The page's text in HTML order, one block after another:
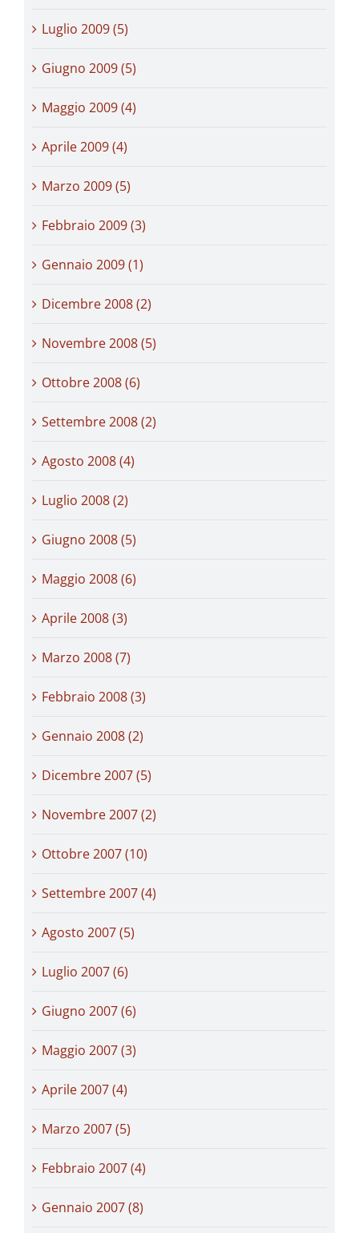
Luglio 2009 (5)
Giugno 2009 (5)
Maggio 2009 (4)
Aprile 2009 (4)
Marzo 2009 (5)
Febbraio 2009 (3)
Gennaio 2009 (1)
Dicembre 2008 (2)
Novembre 2008 (5)
Ottobre 2008 (6)
Settembre 2008 (2)
Agosto 2008 (4)
Luglio 2008 (2)
Giugno 2008 (5)
Maggio 2008 (6)
Aprile 2008 (3)
Marzo 2008 (7)
Febbraio 2008 (3)
Gennaio 2008 (2)
Dicembre 2007 (5)
Novembre 2007 (2)
Ottobre 2007 (10)
Settembre 2007 (4)
Agosto 2007 (5)
Luglio 2007 (6)
Giugno 2007 (6)
Maggio 2007 (3)
Aprile 2007 (4)
Marzo 2007 (5)
Febbraio 2007 (4)
Gennaio 2007 (8)